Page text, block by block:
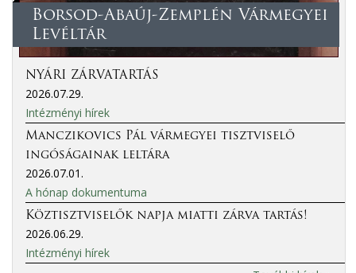
Borsod-Abaúj-Zemplén Vármegyei
Levéltár
NYÁRI ZÁRVATARTÁS
2026.07.29.
Intézményi hírek
Manczikovics Pál vármegyei tisztviselő
ingóságainak leltára
2026.07.01.
A hónap dokumentuma
Köztisztviselők napja miatti zárva tartás!
2026.06.29.
Intézményi hírek